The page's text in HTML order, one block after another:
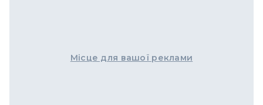
Місце для вашої реклами